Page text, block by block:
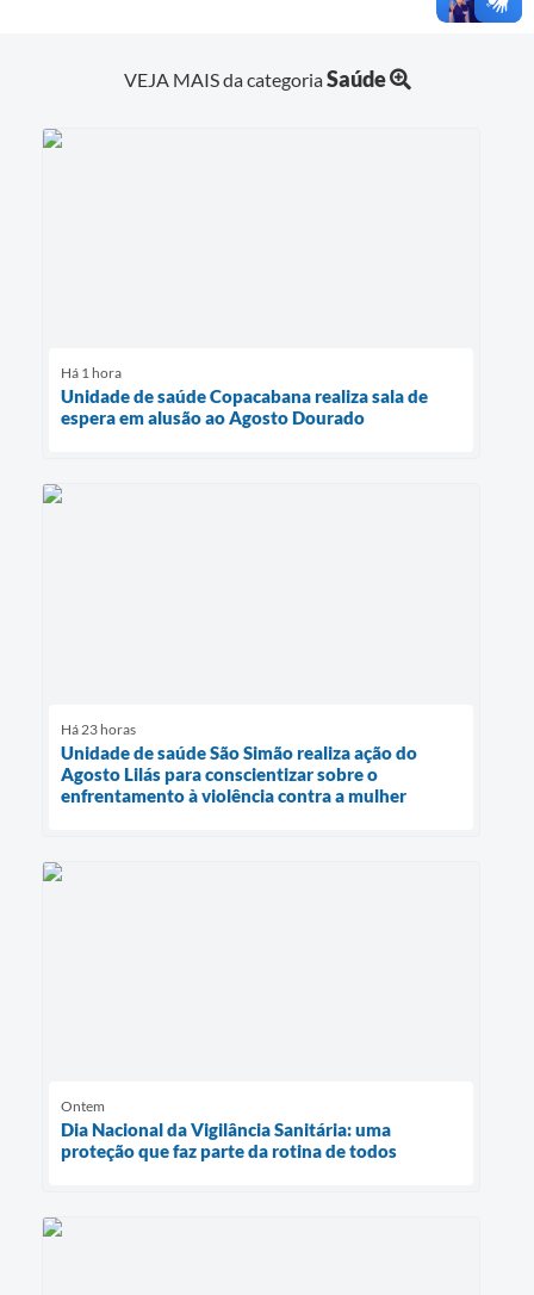
VEJA MAIS da categoriaSaúde
Há 1 hora
Unidade de saúde Copacabana realiza sala de
espera em alusão ao Agosto Dourado
Há 23 horas
Unidade de saúde São Simão realiza ação do
Agosto Lilás para conscientizar sobre o
enfrentamento à violência contra a mulher
Ontem
Dia Nacional da Vigilância Sanitária: uma
proteção que faz parte da rotina de todos